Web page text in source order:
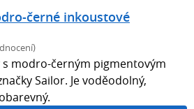
černé inkoustové
modro-černým pigmentovým
Sailor. Je voděodolný,